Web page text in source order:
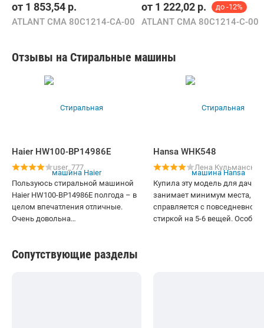
от 1 853,54 р.
ATLANT СМА 80С1214-СА-00
от 1 222,02 р. до -12%
ATLANT СМА 80С1214-С-00
Отзывы на Стиральные машины
Haier HW100-BP14986E
user_777
Пользуюсь стиральной машиной
Haier HW100-BP14986E полгода – в
целом впечатления отличные.
Очень довольна
Паровая очистка – настоящий
Hansa WHK548
Лена Кульманская
Купила эту модель для дачи –
занимает минимум места, но
справляется с повседневной
стиркой на 5-6 вещей.
Сопутствующие разделы